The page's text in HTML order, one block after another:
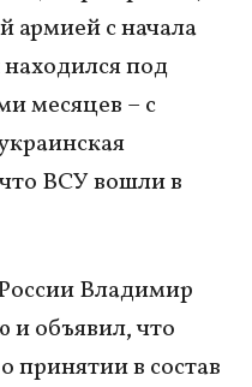
армией с начала
под
месяцев – с
ВСУ вошли в
Владимир
и объявил, что
принятии в состав